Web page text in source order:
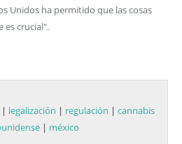
Unidos ha permitido que las cosas
es crucial".
| legalización | regulación | cannabis
| méxico